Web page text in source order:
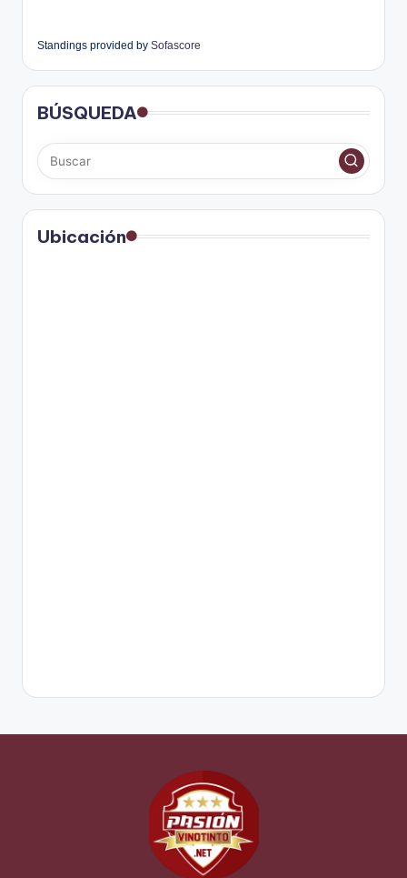
Standings provided by Sofascore
BÚSQUEDA
Ubicación